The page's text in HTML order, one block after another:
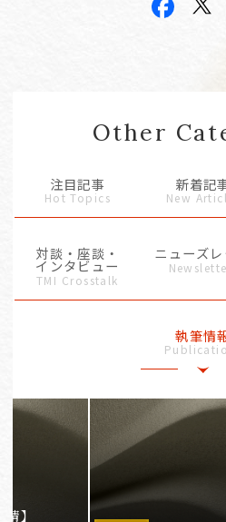
Other
注目記事
Hot Topics
新着記
New
対談・座談・
インタビュー
TMI Crosstalk
ニューズ
執筆情
】